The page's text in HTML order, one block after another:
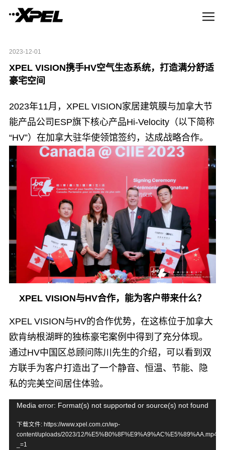
2023-12-01
XPEL VISION携手HV空气生态系统，打造满分舒适
豪宅空间
2023年11月，XPEL VISION家居建筑膜与加拿大节
能产品公司ESP旗下核心产品Hi-Velocity（以下简称
“HV”）在加拿大驻华使领馆签约，达成战略合作。
XPEL VISION与HV合作，能为客户带来什么？
XPEL VISION与HV的合作优势，在这栋位于加拿大
欧肯纳根湖畔的独栋豪宅案例中得到了充分体现。
通过HV中国区总顾问陈川先生的介绍，可以看到双
方联手为客户打造出了一个静音、恒温、节能、隐
私的完美空间居住体验。
视
频
播
Media error: Format(s) not supported or source(s) not found
下载文件: https://www.xpel.com.cn/wp-
content/uploads/2023/12/%E5%B0%8F%E9%A9%AC%E5%89%AA.mp4?
_=1